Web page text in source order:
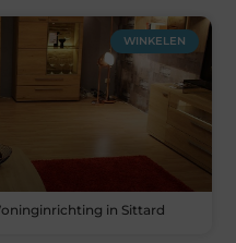
WINKELEN
in Sittard